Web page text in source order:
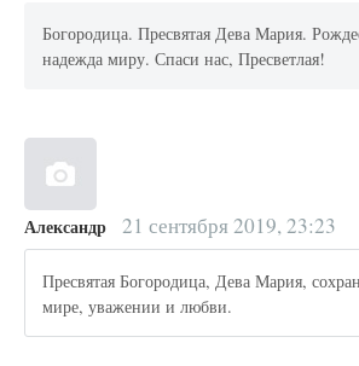
Богородица. Пресвятая Дева Мария.
надежда миру. Спаси нас, Пресветлая!
Александр 21 сентября 2019, 23:23
Пресвятая Богородица, Дева Мария,
мире, уважении и любви.